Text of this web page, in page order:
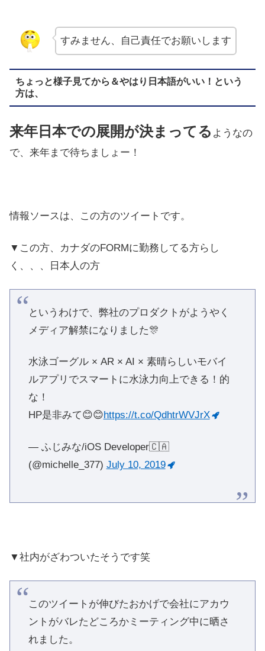
すみません、自己責任でお願いします
ちょっと様子見てから＆やはり日本語がいい！という
方は、
来年日本での展開が決まってる ようなの
で、来年まで待ちましょー！
情報ソースは、この方のツイートです。
▼この方、カナダのFORMに勤務してる方らし
く、、、日本人の方
というわけで、弊社のプロダクトがようやく
メディア解禁になりました🎊
水泳ゴーグル × AR × AI × 素晴らしいモバイ
ルアプリでスマートに水泳力向上できる！的
な！
HP是非みて😊😊https://t.co/QdhtrWVJrX
— ふじみな/iOS Developer🇨🇦
(@michelle_377) July 10, 2019
▼社内がざわついたそうです笑
このツイートが伸びたおかげで会社にアカウ
ントがバレたどころかミーティング中に晒さ
れました。